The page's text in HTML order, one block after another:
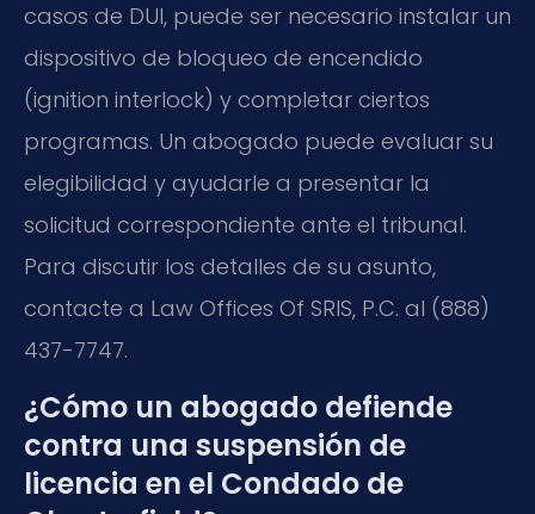
casos de DUI, puede ser necesario instalar un
dispositivo de bloqueo de encendido
(ignition interlock) y completar ciertos
programas. Un abogado puede evaluar su
elegibilidad y ayudarle a presentar la
solicitud correspondiente ante el tribunal.
Para discutir los detalles de su asunto,
contacte a Law Offices Of SRIS, P.C. al (888)
437-7747.
¿Cómo un abogado defiende
contra una suspensión de
licencia en el Condado de